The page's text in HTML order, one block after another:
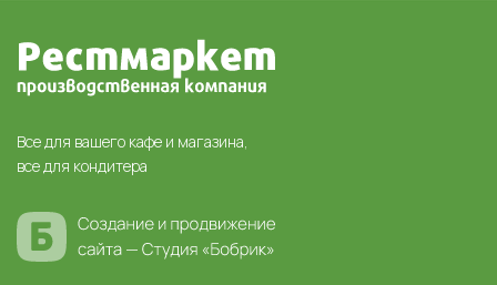
Все для вашего кафе и магазина,
все для кондитера